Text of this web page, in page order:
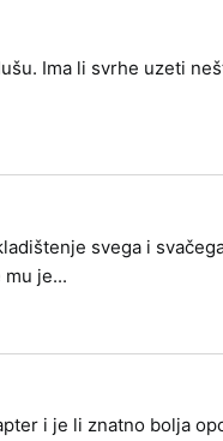
Ima li svrhe uzeti
svega i
je...
i je li znatno bolja